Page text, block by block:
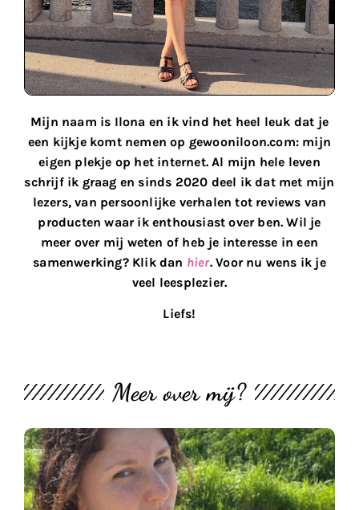
Mijn naam is Ilona en ik vind het heel leuk dat je
een kijkje komt nemen op gewooniloon.com: mijn
eigen plekje op het internet. Al mijn hele leven
schrijf ik graag en sinds 2020 deel ik dat met mijn
lezers, van persoonlijke verhalen tot reviews van
producten waar ik enthousiast over ben. Wil je
meer over mij weten of heb je interesse in een
samenwerking? Klik dan hier. Voor nu wens ik je
veel leesplezier.
Liefs!
Meer over mij?